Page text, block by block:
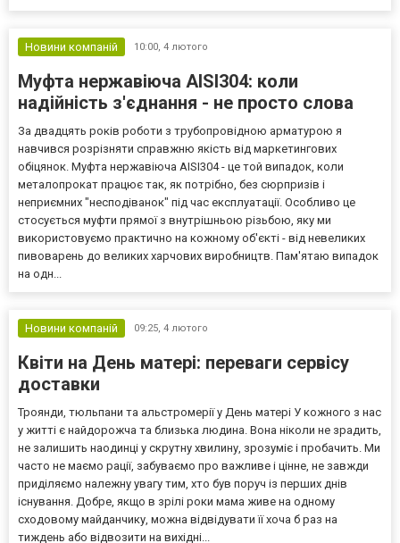
Новини компаній 10:00, 4 лютого
Муфта нержавіюча AISI304: коли
надійність з'єднання - не просто слова
За двадцять років роботи з трубопровідною арматурою я
навчився розрізняти справжню якість від маркетингових
обіцянок. Муфта нержавіюча AISI304 - це той випадок, коли
металопрокат працює так, як потрібно, без сюрпризів і
неприємних "несподіванок" під час експлуатації. Особливо це
стосується муфти прямої з внутрішньою різьбою, яку ми
використовуємо практично на кожному об'єкті - від невеликих
пивоварень до великих харчових виробництв. Пам'ятаю випадок
на одн...
Новини компаній 09:25, 4 лютого
Квіти на День матері: переваги сервісу
доставки
Троянди, тюльпани та альстромерії у День матері У кожного з нас
у житті є найдорожча та близька людина. Вона ніколи не зрадить,
не залишить наодинці у скрутну хвилину, зрозуміє і пробачить. Ми
часто не маємо рації, забуваємо про важливе і цінне, не завжди
приділяємо належну увагу тим, хто був поруч із перших днів
існування. Добре, якщо в зрілі роки мама живе на одному
сходовому майданчику, можна відвідувати її хоча б раз на
тиждень або відвозити на вихідні...